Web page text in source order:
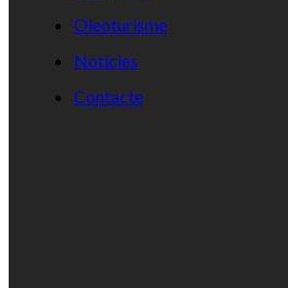
Oleoturisme
Notícies
Contacte